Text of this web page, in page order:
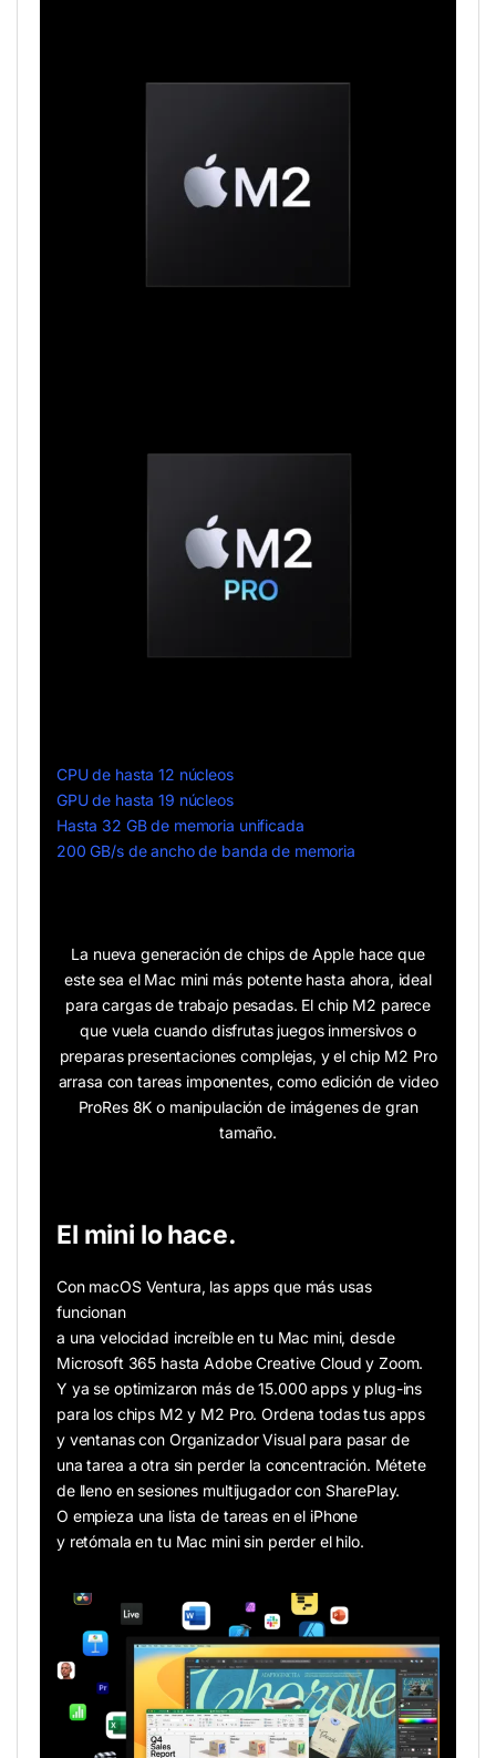
CPU de hasta 12 núcleos
GPU de hasta 19 núcleos
Hasta 32 GB de memoria unificada
200 GB/s de ancho de banda de memoria
La nueva generación de chips de Apple hace que
este sea el Mac mini más potente hasta ahora, ideal
para cargas de trabajo pesadas. El chip M2 parece
que vuela cuando disfrutas juegos inmersivos o
preparas presentaciones complejas, y el chip M2 Pro
arrasa con tareas imponentes, como edición de video
ProRes 8K o manipulación de imágenes de gran
tamaño.
El mini lo hace.
Con macOS Ventura, las apps que más usas
funcionan
a una velocidad increíble en tu Mac mini, desde
Microsoft 365 hasta Adobe Creative Cloud y Zoom.
Y ya se optimizaron más de 15.000 apps y plug-ins
para los chips M2 y M2 Pro. Ordena todas tus apps
y ventanas con Organizador Visual para pasar de
una tarea a otra sin perder la concentración. Métete
de lleno en sesiones multijugador con SharePlay.
O empieza una lista de tareas en el iPhone
y retómala en tu Mac mini sin perder el hilo.